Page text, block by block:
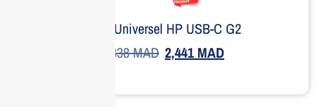
Dock Universel HP USB-C G2
3,338MAD 2,441MAD